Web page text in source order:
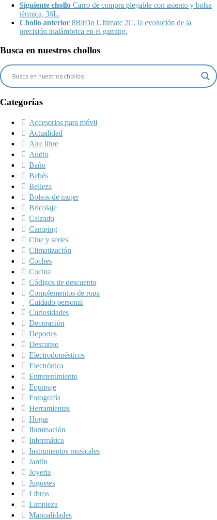
Siguiente chollo Carro de compra plegable con asiento y bolsa
térmica, 36L.
Chollo anterior 8BitDo Ultimate 2C, la evolución de la
precisión inalámbrica en el gaming.
Busca en nuestros chollos
Categorías
Accesorios para móvil
Actualidad
Aire libre
Audio
Baño
Bebés
Belleza
Bolsos de mujer
Bricolaje
Calzado
Camping
Cine y series
Climatización
Coches
Cocina
Códigos de descuento
Complementos de ropa
Cuidado personal
Curiosidades
Decoración
Deportes
Descanso
Electrodomésticos
Electrónica
Entretenimiento
Equipaje
Fotografía
Herramientas
Hogar
Iluminación
Informática
Instrumentos musicales
Jardín
Joyeria
Juguetes
Libros
Limpieza
Manualidades